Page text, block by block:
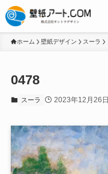
ホーム 壁紙デザイン スーラ
0478
スーラ 2023年12月26日